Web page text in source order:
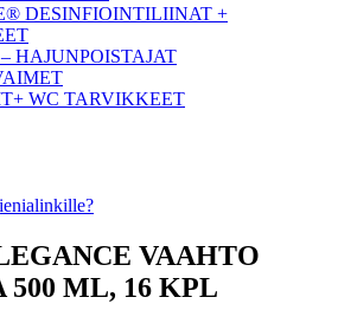
DESINFIOINTILIINAT +
HAJUNPOISTAJAT
WC TARVIKKEET
VAAHTO
500 ML, 16 KPL